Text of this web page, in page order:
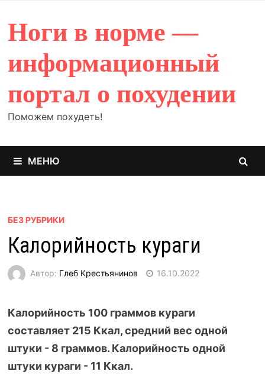
содержимому
Ноги в норме —
информационный
портал о похудении
Поможем похудеть!
МЕНЮ
БЕЗ РУБРИКИ
Калорийность кураги
Автор: Глеб Крестьянинов 16.10.2022
Калорийность 100 граммов кураги
составляет 215 Ккал, средний вес одной
штуки - 8 граммов. Калорийность одной
штуки кураги - 11 Ккал.